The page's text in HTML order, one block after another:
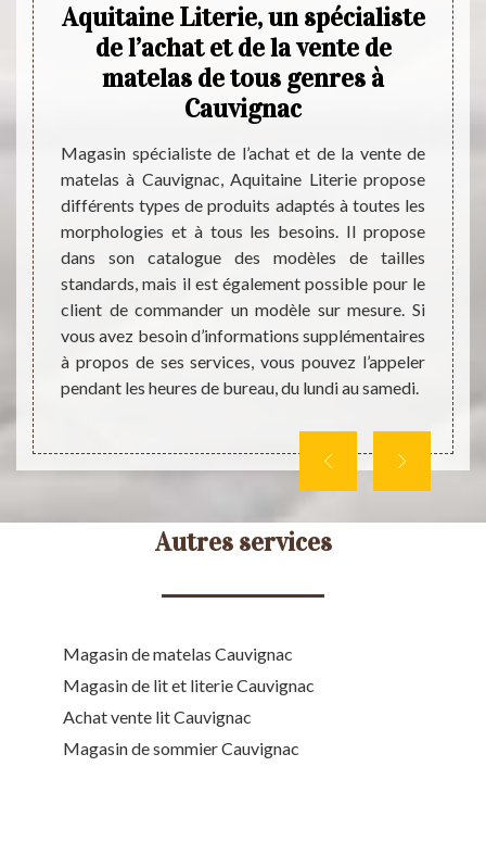
faire
qui
prix
Son
à
vous
Aquitaine Literie, un spécialiste
de l’achat et de la vente de
matelas de tous genres à
Cauvignac
Magasin spécialiste de l’achat et de la vente de
matelas à Cauvignac, Aquitaine Literie propose
différents types de produits adaptés à toutes les
morphologies et à tous les besoins. Il propose
dans son catalogue des modèles de tailles
standards, mais il est également possible pour le
client de commander un modèle sur mesure. Si
vous avez besoin d’informations supplémentaires
à propos de ses services, vous pouvez l’appeler
pendant les heures de bureau, du lundi au samedi.
que
tous
Autres services
Magasin de matelas Cauvignac
Magasin de lit et literie Cauvignac
Achat vente lit Cauvignac
Magasin de sommier Cauvignac